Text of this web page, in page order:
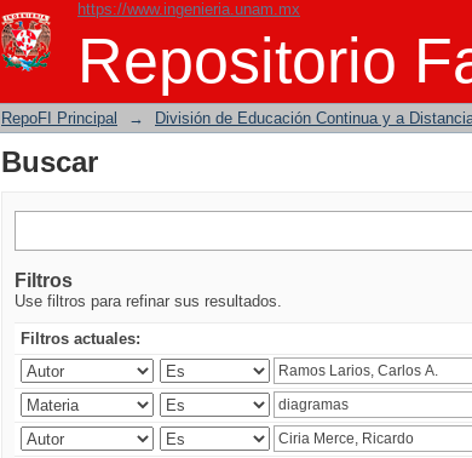
https://www.ingenieria.unam.mx
Repositorio
Buscar
RepoFI Principal → División de Educación Continua y a
Buscar
Filtros
Use filtros para refinar sus resultados.
Filtros actuales: